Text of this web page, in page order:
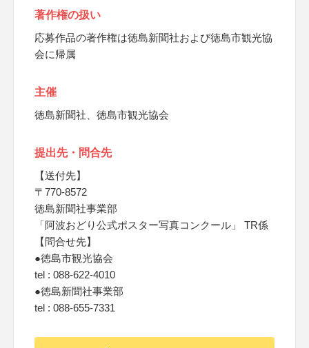
著作権の扱い
応募作品の著作権は徳島新聞社および徳島市観光協
会に帰属
主催
徳島新聞社、徳島市観光協会
提出先・問合先
【送付先】
〒770-8572
徳島新聞社事業部
「阿波おどり公式ポスター写真コンクール」 TR係
【問合せ先】
●徳島市観光協会
tel : 088-622-4010
●徳島新聞社事業部
tel : 088-655-7331